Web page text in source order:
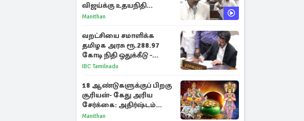
விஜய்க்கு உதயநிதி
ஸ்டாலின் பதிலடி
Manithan
வறட்சியை சமாளிக்க
தமிழக அரசு ரூ.288.97
கோடி நிதி ஒதுக்கீடு -
வெளியான அரசாணை
IBC Tamilnadu
18 ஆண்டுகளுக்குப் பிறகு
சூரியன்- கேது அரிய
சேர்க்கை: அதிர்ஷ்டம்
பெறும் 3 ராசிகள்!
Manithan